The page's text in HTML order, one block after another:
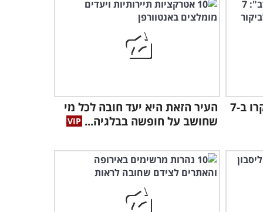
5:40
הישבו בקסמה של בלגרד
כשאורות העיר היפים
מנצנצים בלילה...
6:52
האם זאת העיר הכי יפה
בפולין? בואו לגלות את פלאי
קרקוב...
צפו בתיעוד עוצר הנשימה של
אחת מהדרכים היפות ביותר
בעולם...
לזכר הקהילה המפוארת: בקרו ב-7
העיר הזאת היא יעד חובה לכל מי
שחושב על חופשה בבלגיה...